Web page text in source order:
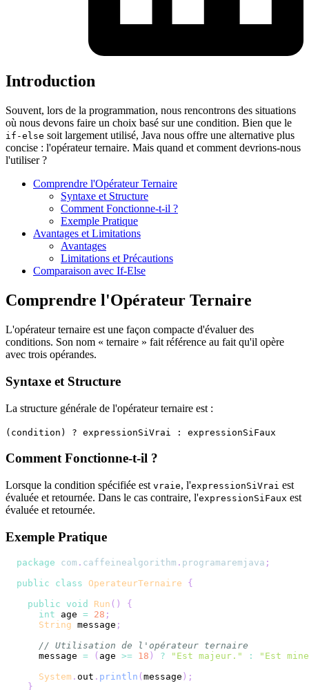
Introduction
Souvent, lors de la programmation, nous rencontrons des situations
où nous devons faire un choix basé sur une condition. Bien que le
if-else soit largement utilisé, Java nous offre une alternative plus
concise : l'opérateur ternaire. Mais quand et comment devrions-nous
l'utiliser ?
Comprendre l'Opérateur Ternaire
Syntaxe et Structure
Comment Fonctionne-t-il ?
Exemple Pratique
Avantages et Limitations
Avantages
Limitations et Précautions
Comparaison avec If-Else
Comprendre l'Opérateur Ternaire
L'opérateur ternaire est une façon compacte d'évaluer des
conditions. Son nom « ternaire » fait référence au fait qu'il opère
avec trois opérandes.
Syntaxe et Structure
La structure générale de l'opérateur ternaire est :
(condition) ? expressionSiVrai : expressionSiFaux
Comment Fonctionne-t-il ?
Lorsque la condition spécifiée est vraie, l'expressionSiVrai est
évaluée et retournée. Dans le cas contraire, l'expressionSiFaux est
évaluée et retournée.
Exemple Pratique
package com . caffeinealgorithm . programaremjava ;
public
class OperateurTernaire
{
public
void Run ( )
{
int age = 28 ;
String message ;
// Utilisation de l'opérateur ternaire
    message
= ( age >= 18 ) ? "Est majeur." :
"Est
System . out . println ( message ) ;
}